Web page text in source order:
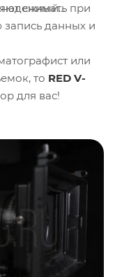
снимать при
надежный
запись данных и
или
то RED V-
для вас!